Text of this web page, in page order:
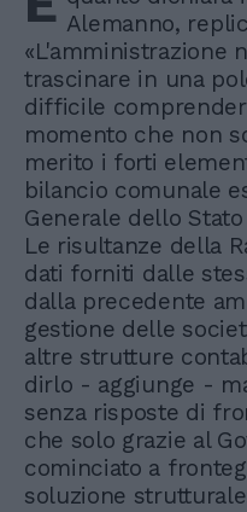
Alemanno,
«L'amministrazione
trascinare in una
difficile
momento che non
merito i forti
bilancio comunale
Generale dello
Le risultanze della
dati forniti dalle
dalla precedente
gestione delle
altre strutture
dirlo - aggiunge -
senza risposte di
che solo grazie al
cominciato a
soluzione